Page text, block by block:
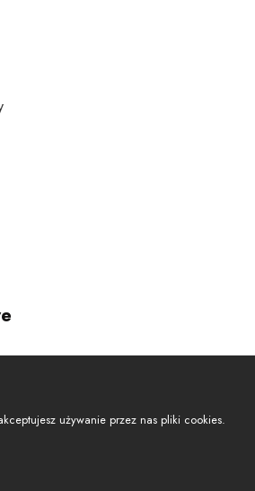
używanie przez nas pliki cookies.